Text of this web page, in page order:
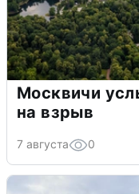
Москвичи
на взрыв
7 августа 0